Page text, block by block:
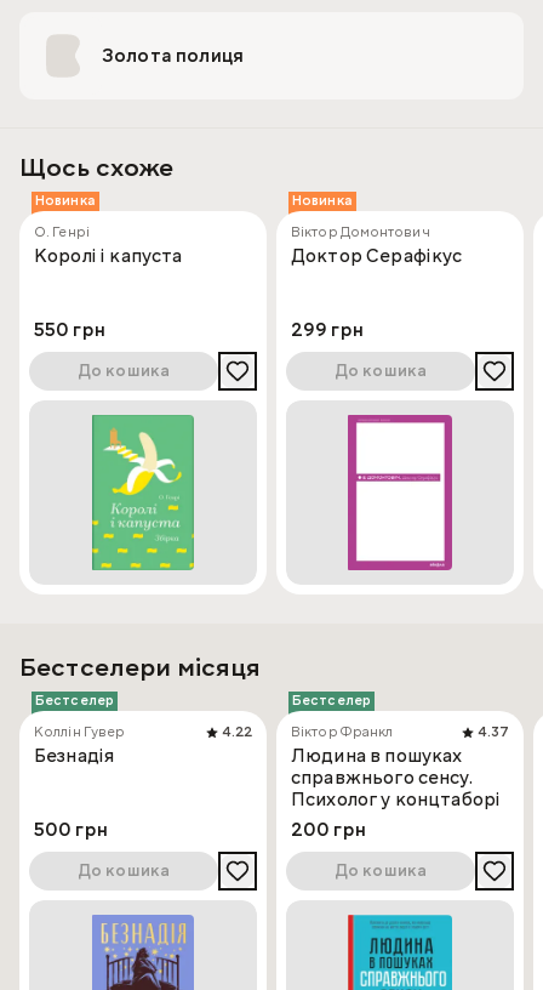
Золота полиця
Щось схоже
Новинка
О. Генрі
Королі і капуста
550 грн
До кошика
Новинка
Віктор Домонтович
Доктор Серафікус
299 грн
До кошика
Бестселери місяця
Бестселер
Коллін Гувер
4.22
Безнадія
500 грн
До кошика
Бестселер
Віктор Франкл
4.37
Людина в пошуках
справжнього сенсу.
Психолог у концтаборі
200 грн
До кошика